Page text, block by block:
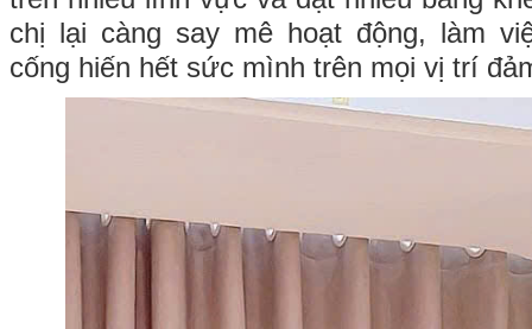
chị lại càng say mê hoạt động, làm
cống hiến hết sức mình trên mọi vị trí